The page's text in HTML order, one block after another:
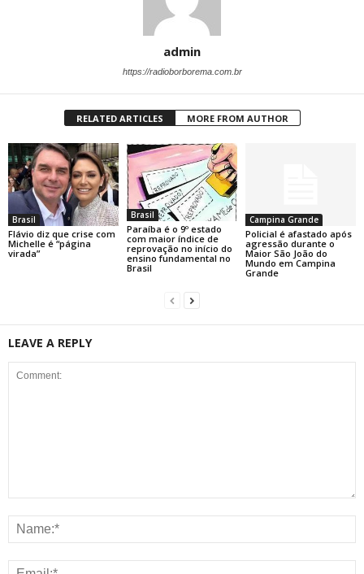
admin
https://radioborborema.com.br
RELATED ARTICLES MORE FROM AUTHOR
Brasil
Flávio diz que crise com
Michelle é “página
virada”
Brasil
Paraíba é o 9º estado
com maior índice de
reprovação no início do
ensino fundamental no
Brasil
Campina Grande
Policial é afastado após
agressão durante o
Maior São João do
Mundo em Campina
Grande
LEAVE A REPLY